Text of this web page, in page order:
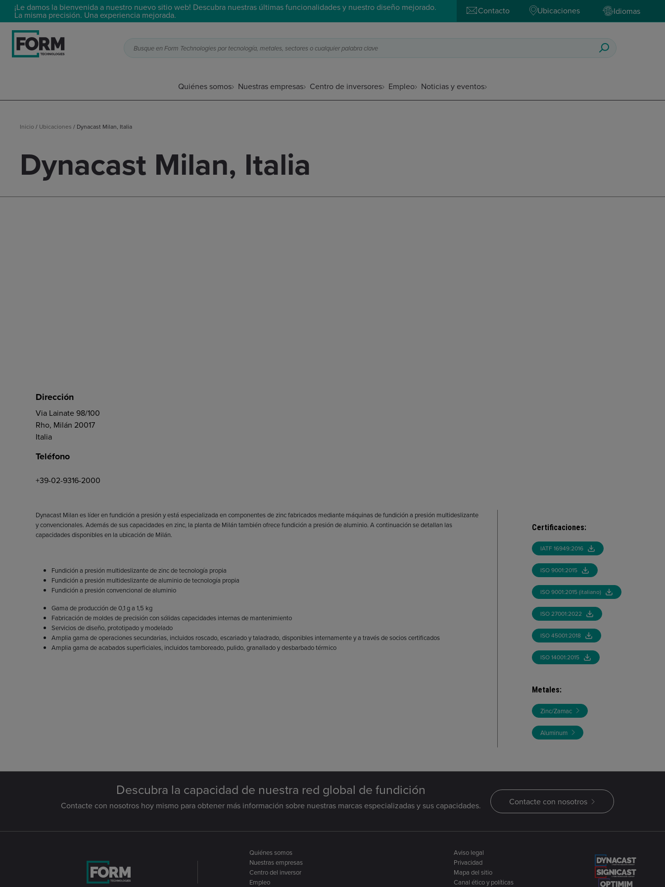
¡Le damos la bienvenida a nuestro nuevo sitio web! Descubra nuestras últimas funcionalidades y nuestro diseño mejorado.
La misma precisión. Una experiencia mejorada. Contacto Ubicaciones Idiomas
Busque en Form Technologies por tecnología, metales, sectores o cualquier palabra clave
Quiénes somos Nuestras empresas Centro de inversores Empleo Noticias y eventos
Inicio / Ubicaciones / Dynacast Milan, Italia
Dynacast Milan, Italia
Dirección
Via Lainate 98/100
Rho, Milán 20017
Italia
Teléfono
+39-02-9316-2000
Dynacast Milan es líder en fundición a presión y está especializada en componentes de zinc fabricados mediante máquinas de fundición a presión multideslizante
y convencionales. Además de sus capacidades en zinc, la planta de Milán también ofrece fundición a presión de aluminio. A continuación se detallan las
capacidades disponibles en la ubicación de Milán.
Fundición a presión multideslizante de zinc de tecnología propia
Fundición a presión multideslizante de aluminio de tecnología propia
Fundición a presión convencional de aluminio
Gama de producción de 0,1 g a 1,5 kg
Fabricación de moldes de precisión con sólidas capacidades internas de mantenimiento
Servicios de diseño, prototipado y modelado
Amplia gama de operaciones secundarias, incluidos roscado, escariado y taladrado, disponibles internamente y a través de socios certificados
Amplia gama de acabados superficiales, incluidos tamboreado, pulido, granallado y desbarbado térmico
Certificaciones:
IATF 16949:2016
ISO 9001:2015
ISO 9001:2015 (italiano)
ISO 27001:2022
ISO 45001:2018
ISO 14001:2015
Metales:
Zinc/Zamac
Aluminum
Descubra la capacidad de nuestra red global de fundición
Contacte con nosotros hoy mismo para obtener más información sobre nuestras marcas especializadas y sus capacidades. Contacte con nosotros
Quiénes somos
Nuestras empresas
Centro del inversor
Empleo
Aviso legal
Privacidad
Mapa del sitio
Canal ético y políticas